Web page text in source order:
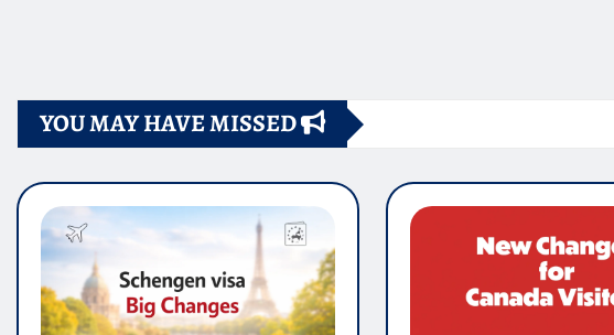
YOU MAY HAVE MISSED